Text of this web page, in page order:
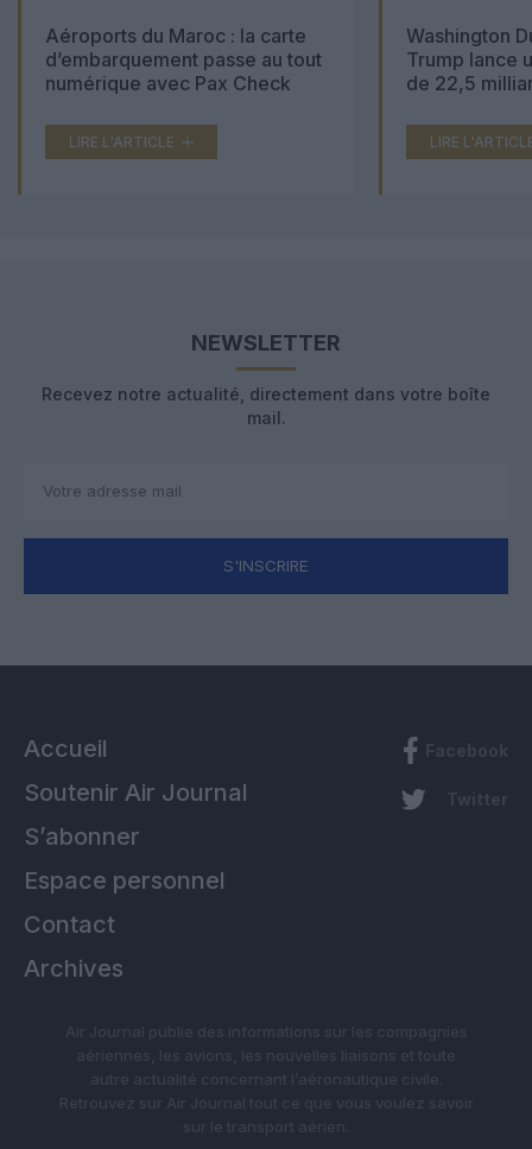
Aéroports du Maroc : la carte
d’embarquement passe au tout
numérique avec Pax Check
LIRE L'ARTICLE
Washington
Trump lance
de 22,5
LIRE
NEWSLETTER
Recevez notre actualité, directement dans votre boîte
mail.
S'INSCRIRE
Accueil
Soutenir Air Journal
S’abonner
Espace personnel
Contact
Archives